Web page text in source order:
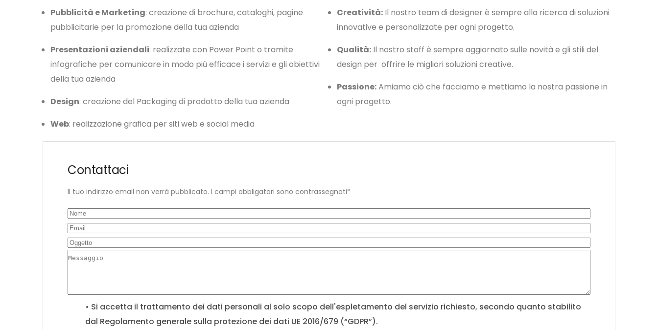
Pubblicità e Marketing: creazione di brochure, cataloghi, pagine
pubblicitarie per la promozione della tua azienda
Presentazioni aziendali: realizzate con Power Point o tramite
infografiche per comunicare in modo più efficace i servizi e gli obiettivi
della tua azienda
Design: creazione del Packaging di prodotto della tua azienda
Web: realizzazione grafica per siti web e social media
Creatività: Il nostro team di designer è sempre alla ricerca di soluzioni
innovative e personalizzate per ogni progetto.
Qualità: Il nostro staff è sempre aggiornato sulle novità e gli stili del
design per offrire le migliori soluzioni creative.
Passione:Amiamo ciò che facciamo e mettiamo la nostra passione in
ogni progetto.
Contattaci
Il tuo indirizzo email non verrà pubblicato. I campi obbligatori sono contrassegnati*
• Si accetta il trattamento dei dati personali al solo scopo dell'espletamento del servizio richiesto, secondo quanto stabilito
dal Regolamento generale sulla protezione dei dati UE 2016/679 (“GDPR”).